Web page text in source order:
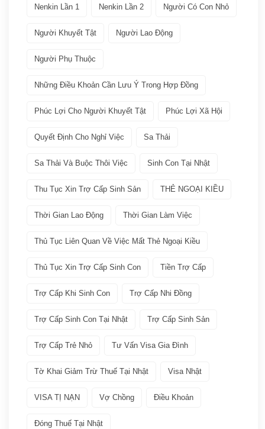
Nenkin (3)
Phúc lợi xã hội(2)
Các loại visa Nhật
Dịch vụ VISA ATTO(36)
Đoàn tụ gia đình(6)
Làm việc tai Nhật(12)
Lưu trú ngắn hạn(2)
Nenkin Lần 1 Nenkin Lần 2 Người Có Con Nhỏ
Người Khuyết Tật Người Lao Động
Người Phụ Thuộc
Những Điều Khoản Cần Lưu Ý Trong Hợp Đồng
Phúc Lợi Cho Người Khuyết Tật Phúc Lợi Xã Hội
Quyết Định Cho Nghỉ Việc Sa Thải
Sa Thải Và Buộc Thôi Việc Sinh Con Tại Nhật
Thu Tục Xin Trợ Cấp Sinh Sản THẺ NGOẠI KIỀU
Thời Gian Lao Động Thời Gian Làm Việc
Thủ Tục Liên Quan Về Việc Mất Thẻ Ngoại Kiều
Thủ Tục Xin Trợ Cấp Sinh Con Tiền Trợ Cấp
Trợ Cấp Khi Sinh Con Trợ Cấp Nhi Đồng
Trợ Cấp Sinh Con Tại Nhật Trợ Cấp Sinh Sản
Trợ Cấp Trẻ Nhỏ Tư Vấn Visa Gia Đình
Tờ Khai Giảm Trừ Thuế Tại Nhật Visa Nhật
VISA TỊ NẠN Vợ Chồng Điều Khoản
Đóng Thuế Tại Nhật